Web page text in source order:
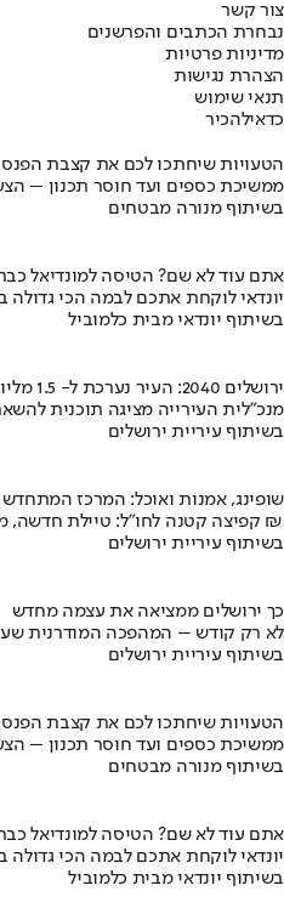
צור קשר
נבחרת הכתבים והפרשנים
מדיניות פרטיות
הצהרת נגישות
תנאי שימוש
כדאילהכיר
הטעויות שיחתכו לכם את קצבת
ממשיכת כספים ועד חוסר תכנון –
בשיתוף מנורה מבטחים
אתם עוד לא שם? הטיסה למונדיאל
יונדאי לוקחת אתכם לבמה הכי גדולה
בשיתוף יונדאי מבית כלמוביל
ירושלים 2040: העיר נערכת ל- 1.5 מליון תושבים
מנכ"לית העירייה מציגה תוכנית
בשיתוף עיריית ירושלים
שופינג, אמנות ואוכל: המרכז
קפיצה קטנה לחו"ל: טיילת חדשה, מיצגי אמנות, וכיכרות משופצות בהשקעה של 100 מיליון ₪
בשיתוף עיריית ירושלים
כך ירושלים ממציאה את עצמה מחדש
לא רק קודש – המהפכה המודרנית
בשיתוף עיריית ירושלים
הטעויות שיחתכו לכם את קצבת
ממשיכת כספים ועד חוסר תכנון –
בשיתוף מנורה מבטחים
אתם עוד לא שם? הטיסה למונדיאל
יונדאי לוקחת אתכם לבמה הכי גדולה
בשיתוף יונדאי מבית כלמוביל